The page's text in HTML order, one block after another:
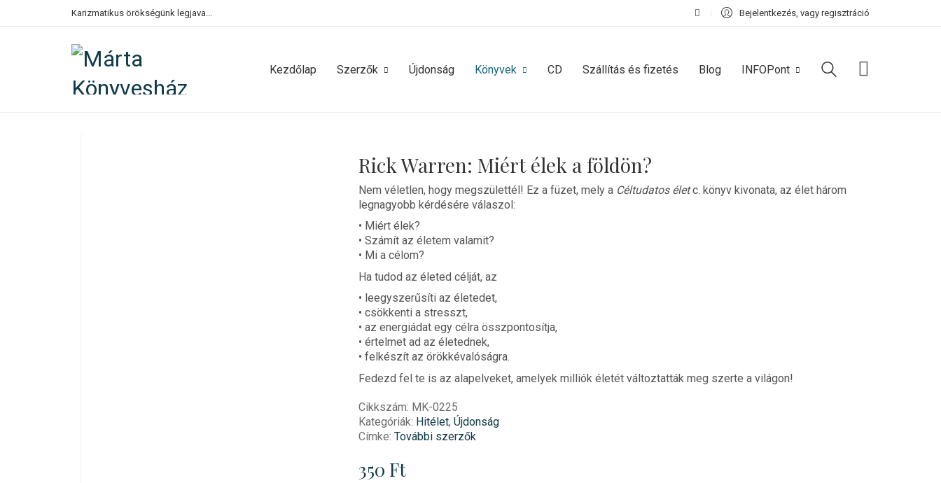
Karizmatikus örökségünk legjava... Bejelentkezés, vagy regisztráció
Kezdőlap Szerzők Újdonság Könyvek CD Szállítás és fizetés Blog INFOPont
Rick Warren: Miért élek a földön?
Nem véletlen, hogy megszülettél! Ez a füzet, mely a Céltudatos életc. könyv kivonata, az élet három
legnagyobb kérdésére válaszol:
• Miért élek?
• Számít az életem valamit?
• Mi a célom?
Ha tudod az életed célját, az
• leegyszerűsíti az életedet,
• csökkenti a stresszt,
• az energiádat egy célra összpontosítja,
• értelmet ad az életednek,
• felkészít az örökkévalóságra.
Fedezd fel te is az alapelveket, amelyek milliók életét változtatták meg szerte a világon!
Cikkszám: MK-0225
Kategóriák: Hitélet, Újdonság
Címke: További szerzők
350 Ft